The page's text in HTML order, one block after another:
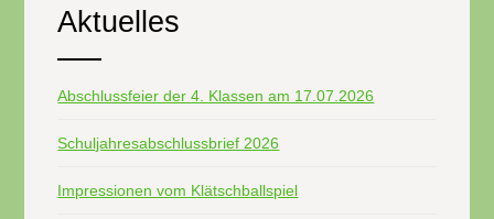
Aktuelles
Abschlussfeier der 4. Klassen am 17.07.2026
Schuljahresabschlussbrief 2026
Impressionen vom Klätschballspiel